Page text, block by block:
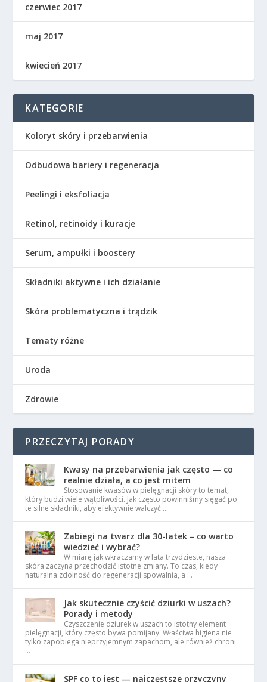
czerwiec 2017
maj 2017
kwiecień 2017
KATEGORIE
Koloryt skóry i przebarwienia
Odbudowa bariery i regeneracja
Peelingi i eksfoliacja
Retinol, retinoidy i kuracje
Serum, ampułki i boostery
Składniki aktywne i ich działanie
Skóra problematyczna i trądzik
Tematy różne
Uroda
Zdrowie
PRZECZYTAJ PORADY
Kwasy na przebarwienia jak często — co
realnie działa, a co jest mitem
Stosowanie kwasów w pielęgnacji skóry to temat,
który budzi wiele wątpliwości. Jak często powinniśmy sięgać po
te silne składniki, aby efektywnie walczyć …
Zabiegi na twarz dla 30-latek – co warto
wiedzieć i wybrać?
W miarę jak wkraczamy w lata trzydzieste, nasza
skóra zaczyna przechodzić istotne zmiany. To czas, kiedy
naturalna zdolność do regeneracji spowalnia, a …
Jak skutecznie czyścić dziurki w uszach?
Porady i metody
Czyszczenie dziurek w uszach to istotny element
pielęgnacji, który często bywa pomijany. Właściwa higiena nie
tylko zapobiega nieprzyjemnym zapachom, ale również chroni
…
SPF co to jest — najczęstsze przyczyny